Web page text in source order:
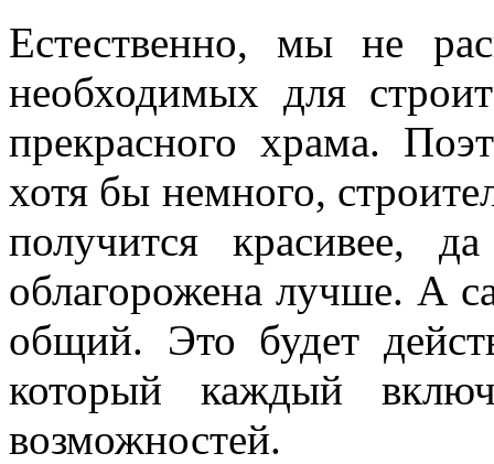
Естественно, мы не
необходимых для
прекрасного храма.
хотя бы немного,
получится красивее,
облагорожена лучше. А
общий. Это будет
который каждый
возможностей.